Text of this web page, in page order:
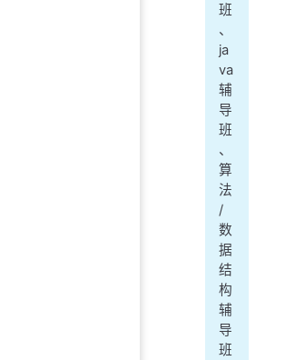
班
、
ja
va
辅
导
班
、
算
法
/
数
据
结
构
辅
导
班